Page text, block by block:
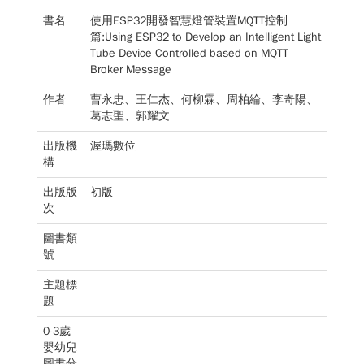
書名
使用ESP32開發智慧燈管裝置MQTT控制
篇:Using ESP32 to Develop an Intelligent Light
Tube Device Controlled based on MQTT
Broker Message
作者
曹永忠、王仁杰、何柳霖、周柏綸、李奇陽、
葛志聖、郭耀文
出版機
構
渥瑪數位
出版版
次
初版
圖書類
號
主題標
題
0-3歲
嬰幼兒